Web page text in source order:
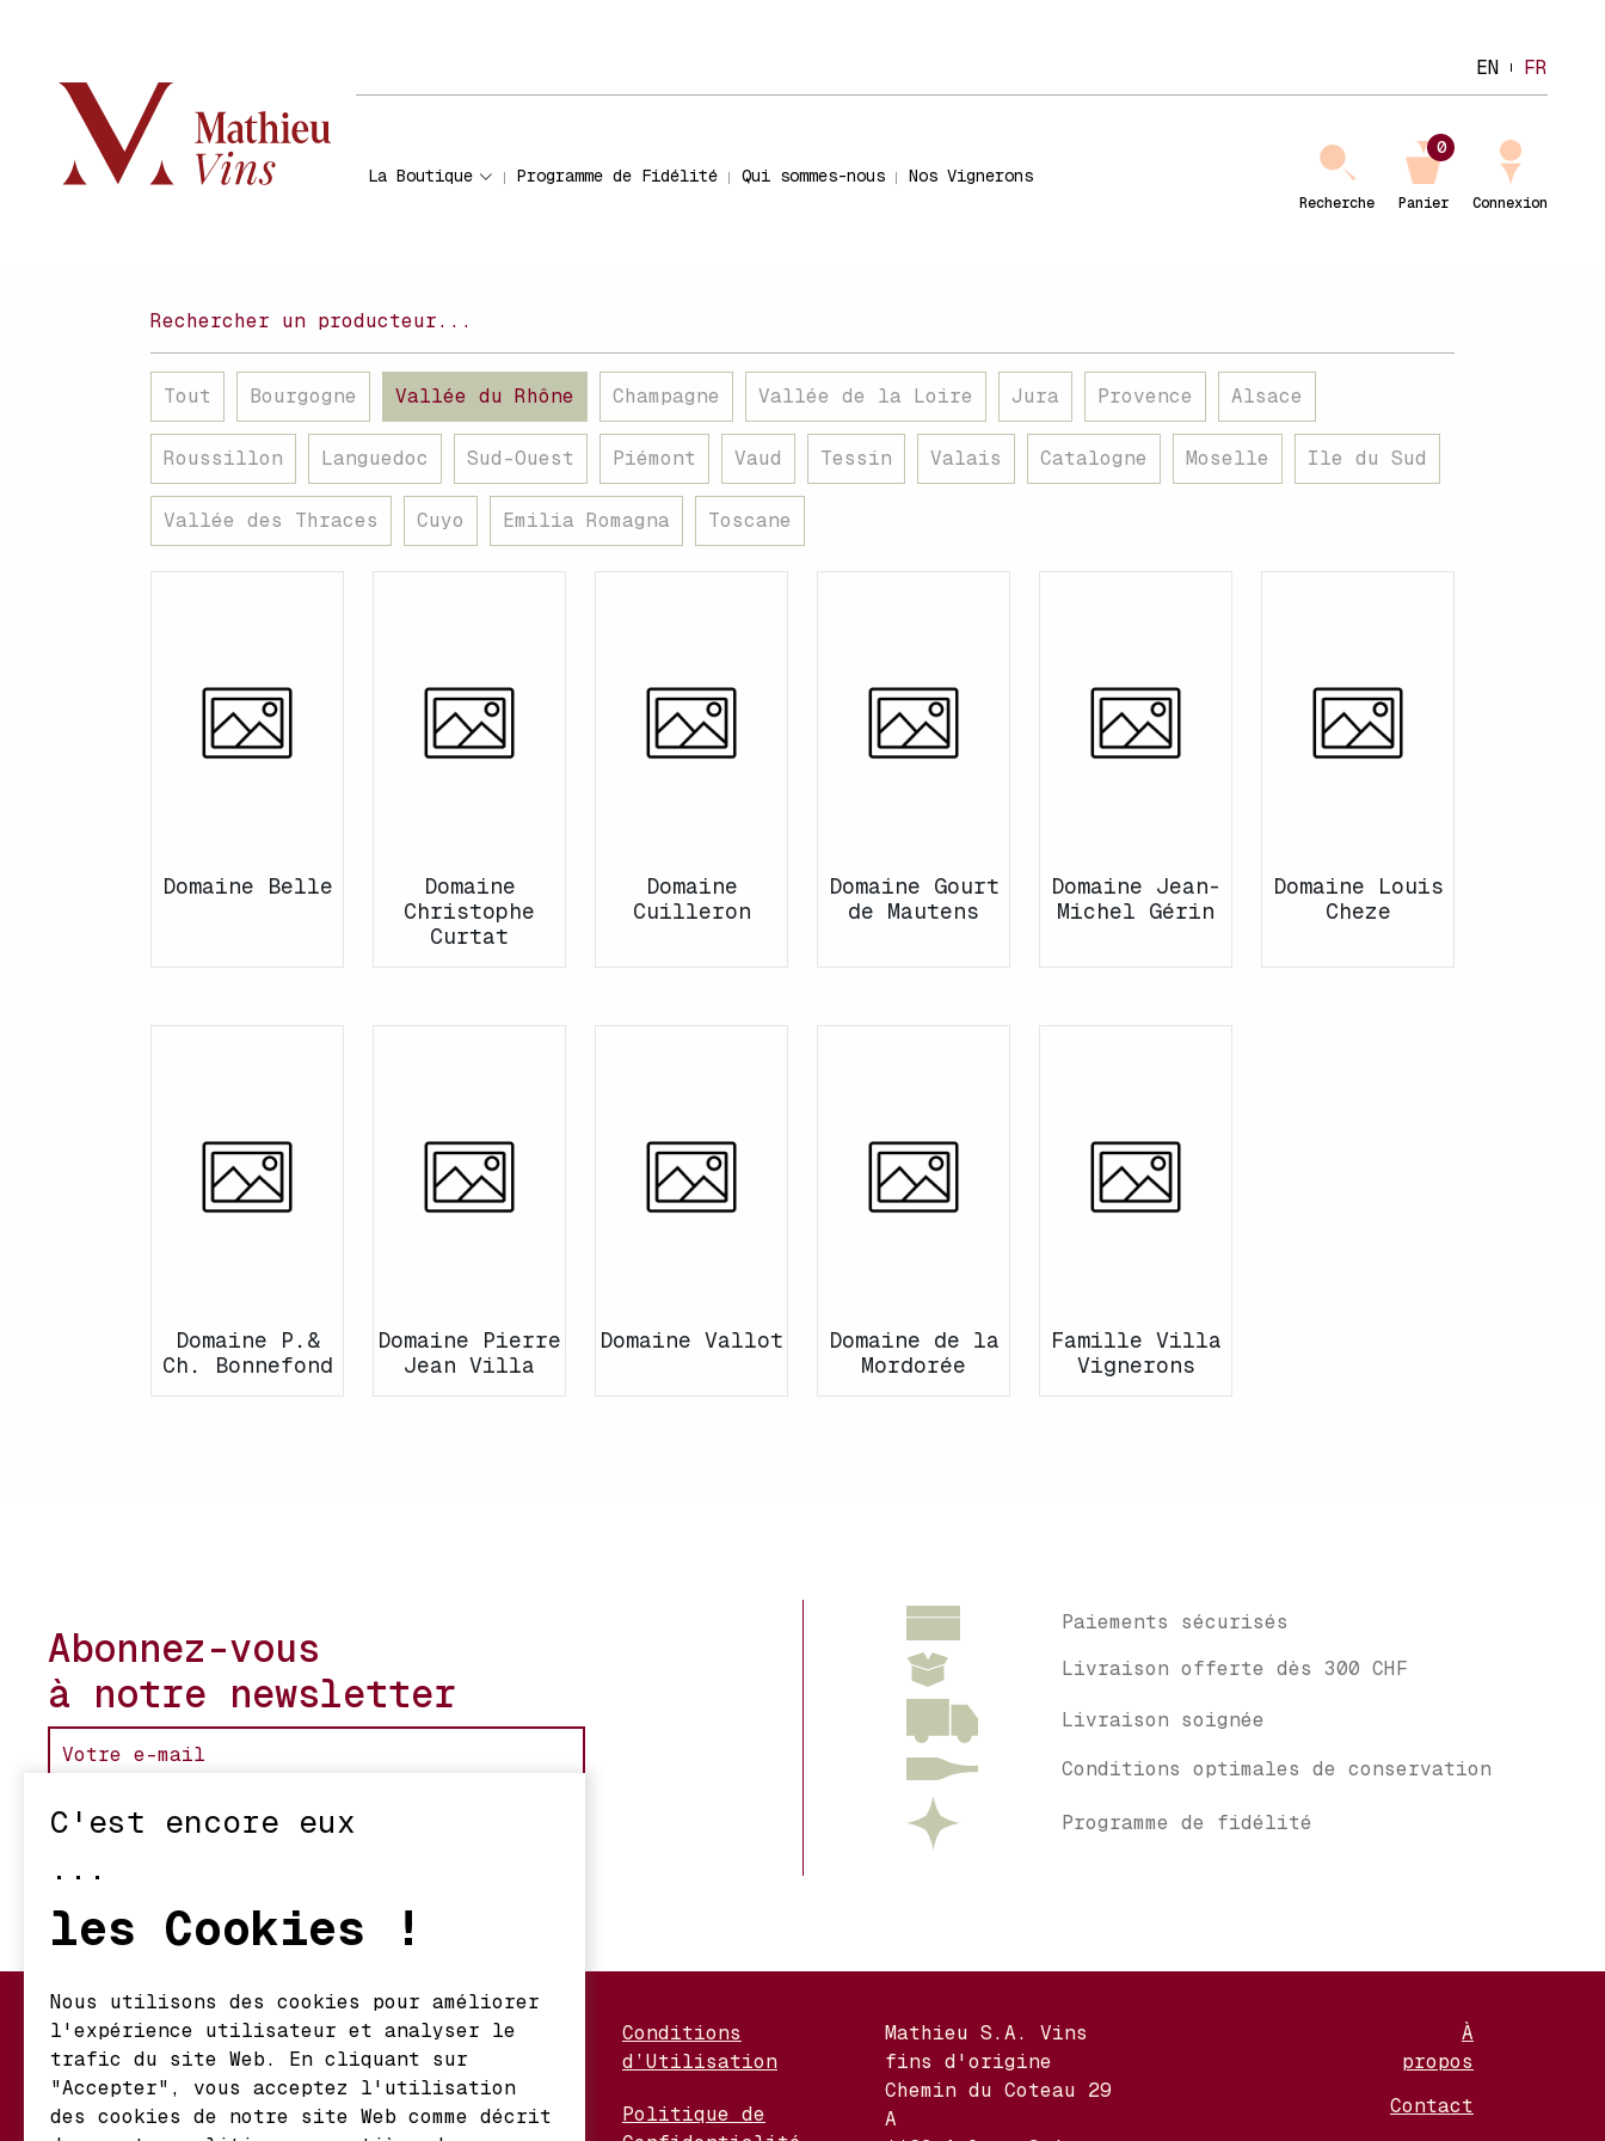
EN FR
La Boutique Programme de Fidélité Qui sommes-nous Nos Vignerons
Recherche Panier
0
Connexion
Tout Bourgogne Vallée du Rhône Champagne Vallée de la Loire Jura Provence Alsace
Roussillon Languedoc Sud-Ouest Piémont Vaud Tessin Valais Catalogne Moselle Ile du Sud
Vallée des Thraces Cuyo Emilia Romagna Toscane
Domaine Belle
Domaine
Christophe
Curtat
Domaine
Cuilleron
Domaine Gourt
de Mautens
Domaine Jean-
Michel Gérin
Domaine Louis
Cheze
Domaine P.&
Ch. Bonnefond
Domaine Pierre
Jean Villa
Domaine Vallot
Domaine de la
Mordorée
Famille Villa
Vignerons
Abonnez-vous
à notre newsletter
Paiements sécurisés
Livraison offerte dès 300 CHF
Livraison soignée
Conditions optimales de conservation
Programme de fidélité
Mon Compte
Informations de
Livraison
Nos Vignerons
Retour et Échanges
Conditions
d’Utilisation
Politique de
Mathieu S.A. Vins
fins d'origine
Chemin du Coteau 29
A
À
propos
Contact
C'est encore eux
...
les Cookies !
Nous utilisons des cookies pour améliorer
l'expérience utilisateur et analyser le
trafic du site Web. En cliquant sur
"Accepter", vous acceptez l'utilisation
des cookies de notre site Web comme décrit